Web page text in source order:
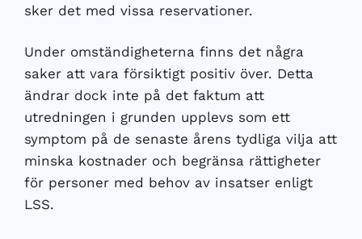
sker det med vissa reservationer.
Under omständigheterna finns det några
saker att vara försiktigt positiv över. Detta
ändrar dock inte på det faktum att
utredningen i grunden upplevs som ett
symptom på de senaste årens tydliga vilja att
minska kostnader och begränsa rättigheter
för personer med behov av insatser enligt
LSS.